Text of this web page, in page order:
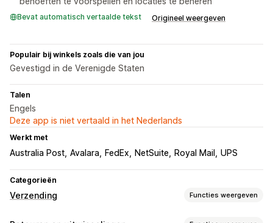
Bevat automatisch vertaalde tekst Origineel weergeven
Populair bij winkels zoals die van jou
Gevestigd in de Verenigde Staten
Talen
Engels
Deze app is niet vertaald in het Nederlands
Werkt met
Australia Post Avalara FedEx NetSuite Royal Mail UPS
Categorieën
Verzending Functies weergeven